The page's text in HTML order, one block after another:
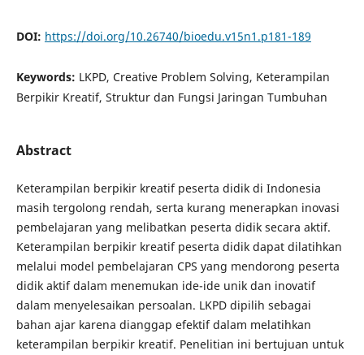
DOI: https://doi.org/10.26740/bioedu.v15n1.p181-189
Keywords: LKPD, Creative Problem Solving, Keterampilan
Berpikir Kreatif, Struktur dan Fungsi Jaringan Tumbuhan
Abstract
Keterampilan berpikir kreatif peserta didik di Indonesia
masih tergolong rendah, serta kurang menerapkan inovasi
pembelajaran yang melibatkan peserta didik secara aktif.
Keterampilan berpikir kreatif peserta didik dapat dilatihkan
melalui model pembelajaran CPS yang mendorong peserta
didik aktif dalam menemukan ide-ide unik dan inovatif
dalam menyelesaikan persoalan. LKPD dipilih sebagai
bahan ajar karena dianggap efektif dalam melatihkan
keterampilan berpikir kreatif. Penelitian ini bertujuan untuk